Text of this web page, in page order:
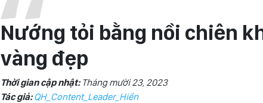
Nướng tỏi bằng nồi chiên
vàng đẹp
Thời gian cập nhật: Tháng mười 23, 2023
Tác giả:QH_Content_Leader_Hiền